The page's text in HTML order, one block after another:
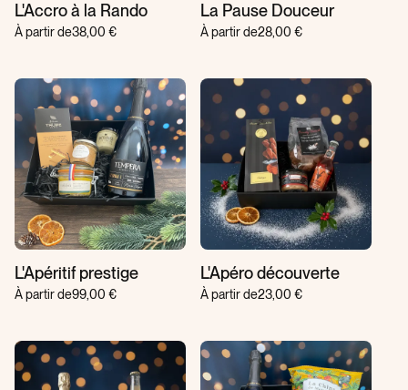
L'Accro à la Rando
À partir de38,00 €
La Pause Douceur
À partir de28,00 €
L'Apéritif prestige
À partir de99,00 €
L'Apéro découverte
À partir de23,00 €